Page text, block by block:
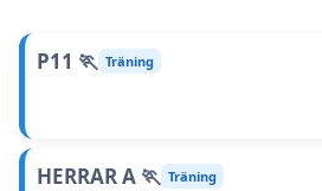
P11 🏃 Träning
HERRAR A 🏃 Träning